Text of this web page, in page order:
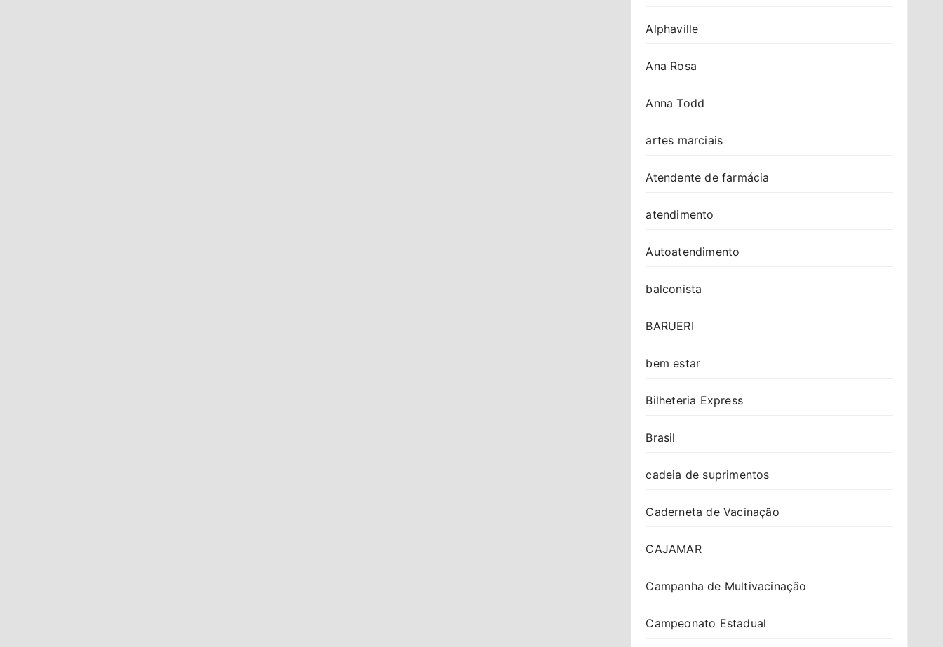
Alphaville
Ana Rosa
Anna Todd
artes marciais
Atendente de farmácia
atendimento
Autoatendimento
balconista
BARUERI
bem estar
Bilheteria Express
Brasil
cadeia de suprimentos
Caderneta de Vacinação
CAJAMAR
Campanha de Multivacinação
Campeonato Estadual